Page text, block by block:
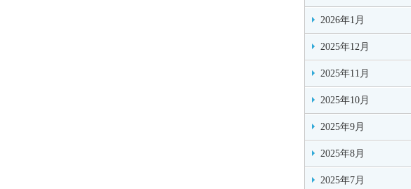
2026年1月
2025年12月
2025年11月
2025年10月
2025年9月
2025年8月
2025年7月